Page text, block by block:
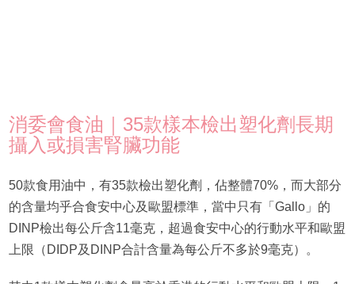
消委會食油｜35款樣本檢出塑化劑長期
攝入或損害腎臟功能
50款食用油中，有35款檢出塑化劑，佔整體70%，而大部分
的含量均乎合食安中心及歐盟標準，當中只有「Gallo」的
DINP檢出每公斤含11毫克，超過食安中心的行動水平和歐盟
上限（DIDP及DINP合計含量為每公斤不多於9毫克）。